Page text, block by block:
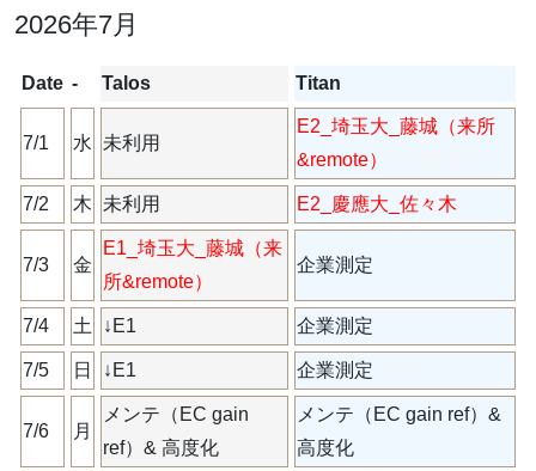
2026年7月
Date - Talos Titan
7/1 水 未利用
E2_埼玉大_藤城（来所
&remote）
7/2 木 未利用 E2_慶應大_佐々木
7/3 金
E1_埼玉大_藤城（来
所&remote）
企業測定
7/4 土 ↓E1 企業測定
7/5 日 ↓E1 企業測定
7/6 月
メンテ（EC gain
ref）& 高度化
メンテ（EC gain ref）&
高度化